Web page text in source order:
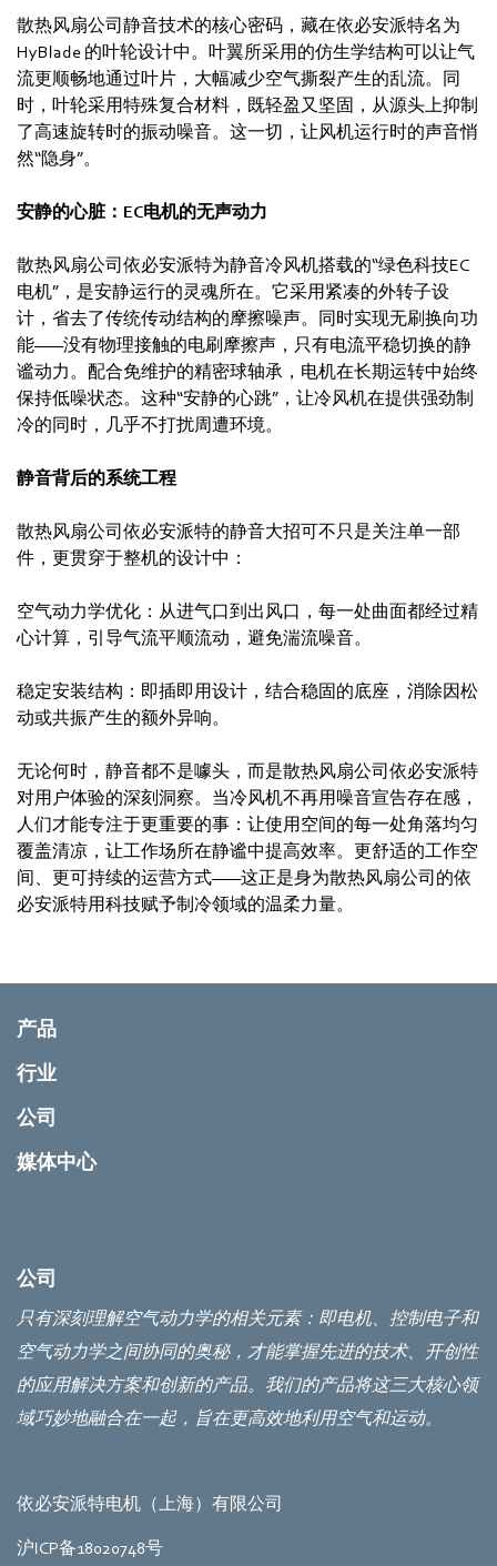
散热风扇公司静音技术的核心密码，藏在依必安派特名为
HyBlade 的叶轮设计中。叶翼所采用的仿生学结构可以让气
流更顺畅地通过叶片，大幅减少空气撕裂产生的乱流。同
时，叶轮采用特殊复合材料，既轻盈又坚固，从源头上抑制
了高速旋转时的振动噪音。这一切，让风机运行时的声音悄
然“隐身”。
安静的心脏：EC电机的无声动力
散热风扇公司依必安派特为静音冷风机搭载的“绿色科技EC
电机”，是安静运行的灵魂所在。它采用紧凑的外转子设
计，省去了传统传动结构的摩擦噪声。同时实现无刷换向功
能——没有物理接触的电刷摩擦声，只有电流平稳切换的静
谧动力。配合免维护的精密球轴承，电机在长期运转中始终
保持低噪状态。这种“安静的心跳”，让冷风机在提供强劲制
冷的同时，几乎不打扰周遭环境。
静音背后的系统工程
散热风扇公司依必安派特的静音大招可不只是关注单一部
件，更贯穿于整机的设计中：
空气动力学优化：从进气口到出风口，每一处曲面都经过精
心计算，引导气流平顺流动，避免湍流噪音。
稳定安装结构：即插即用设计，结合稳固的底座，消除因松
动或共振产生的额外异响。
无论何时，静音都不是噱头，而是散热风扇公司依必安派特
对用户体验的深刻洞察。当冷风机不再用噪音宣告存在感，
人们才能专注于更重要的事：让使用空间的每一处角落均匀
覆盖清凉，让工作场所在静谧中提高效率。更舒适的工作空
间、更可持续的运营方式——这正是身为散热风扇公司的依
必安派特用科技赋予制冷领域的温柔力量。
产品
行业
公司
媒体中心
公司
只有深刻理解空气动力学的相关元素：即电机、控制电子和
空气动力学之间协同的奥秘，才能掌握先进的技术、开创性
的应用解决方案和创新的产品。我们的产品将这三大核心领
域巧妙地融合在一起，旨在更高效地利用空气和运动。
依必安派特电机（上海）有限公司
沪ICP备18020748号